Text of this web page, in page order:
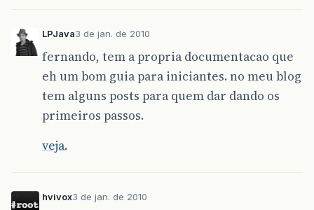
LPJava3 de jan. de 2010
fernando, tem a propria documentacao que
eh um bom guia para iniciantes. no meu blog
tem alguns posts para quem dar dando os
primeiros passos.
veja.
hvivox3 de jan. de 2010